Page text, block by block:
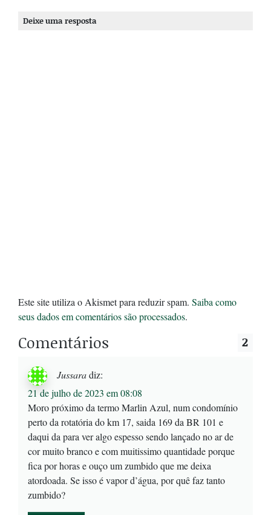
Deixe uma resposta
Este site utiliza o Akismet para reduzir spam. Saiba como
seus dados em comentários são processados.
Comentários 2
Jussaradiz:
21 de julho de 2023 em 08:08
Moro próximo da termo Marlin Azul, num condomínio
perto da rotatória do km 17, saida 169 da BR 101 e
daqui da para ver algo espesso sendo lançado no ar de
cor muito branco e com muitissimo quantidade porque
fica por horas e ouço um zumbido que me deixa
atordoada. Se isso é vapor d’água, por quê faz tanto
zumbido?